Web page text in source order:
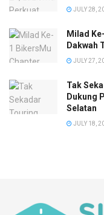
JULY 28,
Milad
Dakwah
JULY 27,
Tak
Dukung
Selatan
JULY 18,